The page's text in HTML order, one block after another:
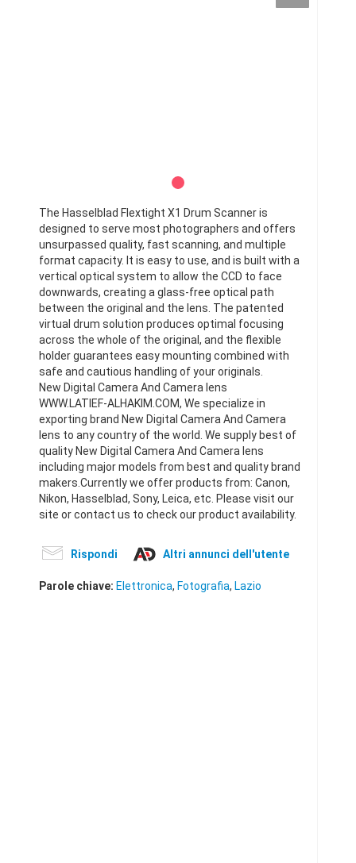
The Hasselblad Flextight X1 Drum Scanner is
designed to serve most photographers and offers
unsurpassed quality, fast scanning, and multiple
format capacity. It is easy to use, and is built with a
vertical optical system to allow the CCD to face
downwards, creating a glass-free optical path
between the original and the lens. The patented
virtual drum solution produces optimal focusing
across the whole of the original, and the flexible
holder guarantees easy mounting combined with
safe and cautious handling of your originals.
New Digital Camera And Camera lens
WWW.LATIEF-ALHAKIM.COM, We specialize in
exporting brand New Digital Camera And Camera
lens to any country of the world. We supply best of
quality New Digital Camera And Camera lens
including major models from best and quality brand
makers.Currently we offer products from: Canon,
Nikon, Hasselblad, Sony, Leica, etc. Please visit our
site or contact us to check our product availability.
Rispondi Altri annunci dell'utente
Parole chiave: Elettronica, Fotografia, Lazio